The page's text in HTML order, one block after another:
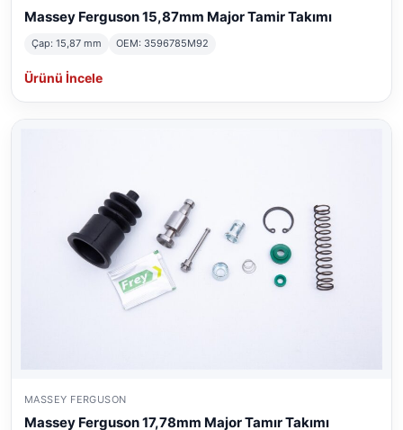
Massey Ferguson 15,87mm Major Tamir Takımı
Çap: 15,87 mm OEM: 3596785M92
Ürünü İncele
MASSEY FERGUSON
Massey Ferguson 17,78mm Major Tamır Takımı